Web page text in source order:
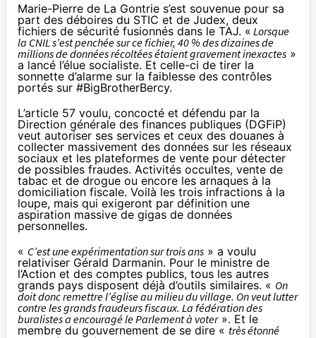
Marie-Pierre de La Gontrie s’est souvenue pour sa
part des déboires du STIC et de Judex, deux
fichiers de sécurité fusionnés dans le TAJ. « Lorsque
la CNIL s’est penchée sur ce fichier, 40 % des dizaines de
millions de données récoltées étaient gravement inexactes »
a lancé l’élue socialiste. Et celle-ci de tirer la
sonnette d’alarme sur la faiblesse des contrôles
portés sur #BigBrotherBercy.
L’article 57 voulu, concocté et défendu par la
Direction générale des finances publiques (DGFiP)
veut autoriser ses services et ceux des douanes à
collecter massivement des données sur les réseaux
sociaux et les plateformes de vente pour détecter
de possibles fraudes. Activités occultes, vente de
tabac et de drogue ou encore les arnaques à la
domiciliation fiscale. Voilà les trois infractions à la
loupe, mais qui exigeront par définition une
aspiration massive de gigas de données
personnelles.
« C’est une expérimentation sur trois ans » a voulu
relativiser Gérald Darmanin. Pour le ministre de
l’Action et des comptes publics, tous les autres
grands pays disposent déjà d’outils similaires. « On
doit donc remettre l’église au milieu du village. On veut lutter
contre les grands fraudeurs fiscaux. La fédération des
buralistes a encouragé le Parlement à voter». Et le
membre du gouvernement de se dire « très étonné